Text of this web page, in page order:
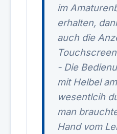
im
erhalten,
auch die
Touchscreen
- Die
mit Helbel
wesentlcih
man
Hand vom